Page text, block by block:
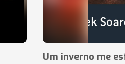
Um inverno me